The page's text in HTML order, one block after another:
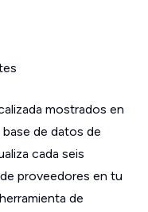
mostrados en
de datos de
cada seis
proveedores en tu
de